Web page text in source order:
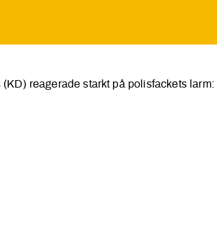
reagerade starkt på polisfackets larm: